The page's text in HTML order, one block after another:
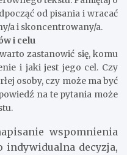
od pisania i wracać
a i skoncentrowany/a.
i celu
zastanowić się, komu
i jaki jest jego cel. Czy
osoby, czy może ma być
na te pytania może
wspomnienia
decyzja,